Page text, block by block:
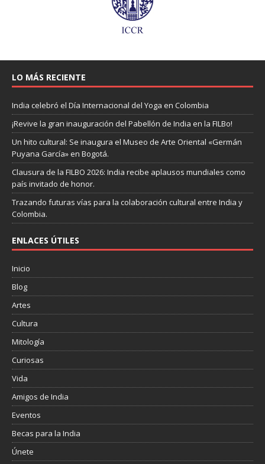
LO MÁS RECIENTE
India celebró el Día Internacional del Yoga en Colombia
¡Revive la gran inauguración del Pabellón de India en la FILBo!
Un hito cultural: Se inaugura el Museo de Arte Oriental «Germán
Puyana García» en Bogotá.
Clausura de la FILBO 2026: India recibe aplausos mundiales como
país invitado de honor.
Trazando futuras vías para la colaboración cultural entre India y
Colombia.
ENLACES ÚTILES
Inicio
Blog
Artes
Cultura
Mitología
Curiosas
Vida
Amigos de India
Eventos
Becas para la India
Únete